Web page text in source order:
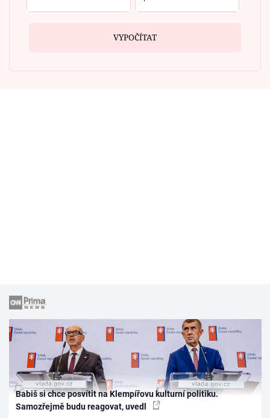
VYPOČÍTAT
Babiš si chce posvítit na Klempířovu kulturní politiku.
Samozřejmě budu reagovat, uvedl